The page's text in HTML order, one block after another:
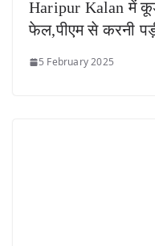
Haripur Kalan में
फेल,पीएम से करनी
5 February 2025